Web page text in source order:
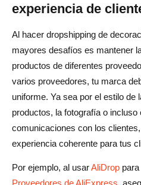
experiencia de
Al hacer dropshipping de
mayores desafíos es mantener
productos de diferentes
varios proveedores, tu marca
uniforme. Ya sea por el estilo de
productos, la fotografía o incluso
comunicaciones con los
experiencia coherente para tus
Por ejemplo, al usarAliDrop
Proveedores de AliExpress ,